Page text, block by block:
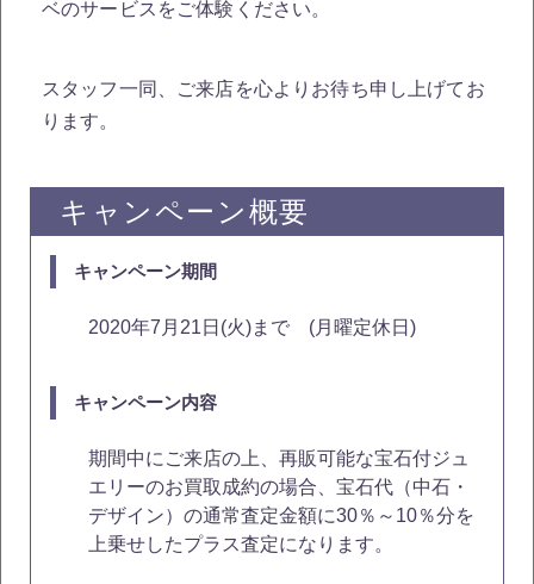
ベのサービスをご体験ください。
スタッフ一同、ご来店を心よりお待ち申し上げてお
ります。
キャンペーン概要
キャンペーン期間
2020年7月21日(火)まで (月曜定休日)
キャンペーン内容
期間中にご来店の上、再販可能な宝石付ジュ
エリーのお買取成約の場合、宝石代（中石・
デザイン）の通常査定金額に30％～10％分を
上乗せしたプラス査定になります。